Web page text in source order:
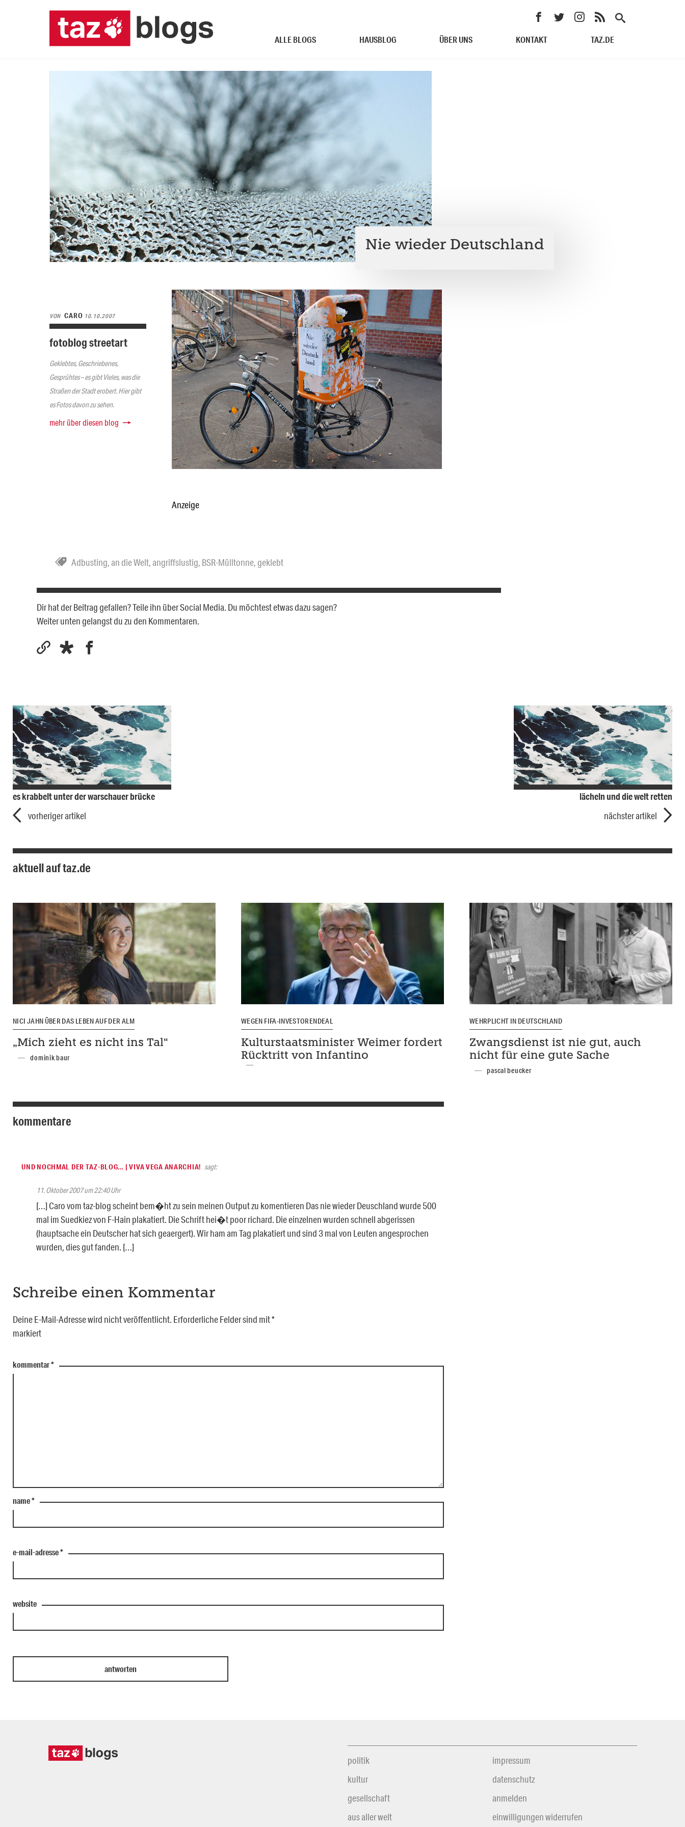
ALLE BLOGS HAUSBLOG ÜBER UNS KONTAKT TAZ.DE
Nie wieder Deutschland
VON CARO 10.10.2007
fotoblog streetart
Geklebtes, Geschriebenes,
Gesprühtes – es gibt Vieles, was die
Straßen der Stadt erobert. Hier gibt
es Fotos davon zu sehen.
mehr über diesen blog
Anzeige
Adbusting,an die Welt,angriffslustig, BSR-Mülltonne, geklebt
Dir hat der Beitrag gefallen? Teile ihn über Social Media. Du möchtest etwas dazu sagen?
Weiter unten gelangst du zu den Kommentaren.
es krabbelt unter der warschauer brücke
vorheriger artikel
lächeln und die welt retten
nächster artikel
aktuell auf taz.de
NICI JAHN ÜBER DAS LEBEN AUF DER ALM
„Mich zieht es nicht ins Tal“
dominik baur
WEGEN FIFA-INVESTORENDEAL
Kulturstaatsminister Weimer fordert
Rücktritt von Infantino
WEHRPLICHT IN DEUTSCHLAND
Zwangsdienst ist nie gut, auch
nicht für eine gute Sache
pascal beucker
kommentare
UND NOCHMAL DER TAZ-BLOG… | VIVA VEGA ANARCHIA! sagt:
11. Oktober 2007 um 22:40 Uhr
[…] Caro vom taz-blog scheint bem�ht zu sein meinen Output zu komentieren Das nie wieder Deuschland wurde 500
mal im Suedkiez von F-Hain plakatiert. Die Schrift hei�t poor richard. Die einzelnen wurden schnell abgerissen
(hauptsache ein Deutscher hat sich geaergert). Wir ham am Tag plakatiert und sind 3 mal von Leuten angesprochen
wurden, dies gut fanden. […]
Schreibe einen Kommentar
Deine E-Mail-Adresse wird nicht veröffentlicht. Erforderliche Felder sind mit*
markiert
kommentar*
name*
e-mail-adresse*
website
politik
kultur
gesellschaft
aus aller welt
impressum
datenschutz
anmelden
einwilligungen widerrufen